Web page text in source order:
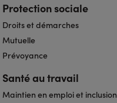
Protection sociale
Droits et démarches
Mutuelle
Prévoyance
Santé au travail
Maintien en emploi et inclusion